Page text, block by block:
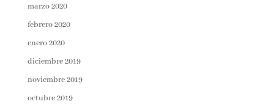
marzo 2020
febrero 2020
enero 2020
diciembre 2019
noviembre 2019
octubre 2019